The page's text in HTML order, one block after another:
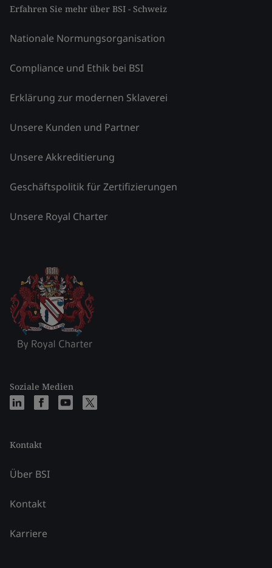
Erfahren Sie mehr über BSI - Schweiz
Nationale Normungsorganisation
Compliance und Ethik bei BSI
Erklärung zur modernen Sklaverei
Unsere Kunden und Partner
Unsere Akkreditierung
Geschäftspolitik für Zertifizierungen
Unsere Royal Charter
Soziale Medien
Kontakt
Über BSI
Kontakt
Karriere